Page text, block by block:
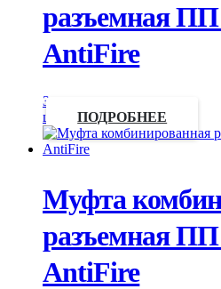
разъемная
AntiFire
Запросить
цену
ПОДРОБНЕЕ
Муфта
разъемная
AntiFire